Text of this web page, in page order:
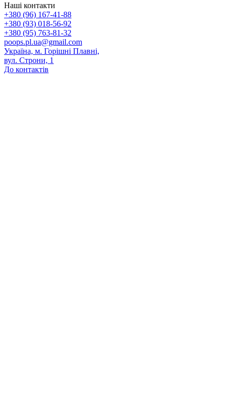
Наші контакти
+380 (96) 167-41-88
+380 (93) 018-56-92
+380 (95) 763-81-32
poops.pl.ua@gmail.com
Україна, м. Горішні Плавні,
вул. Строни, 1
До контактів